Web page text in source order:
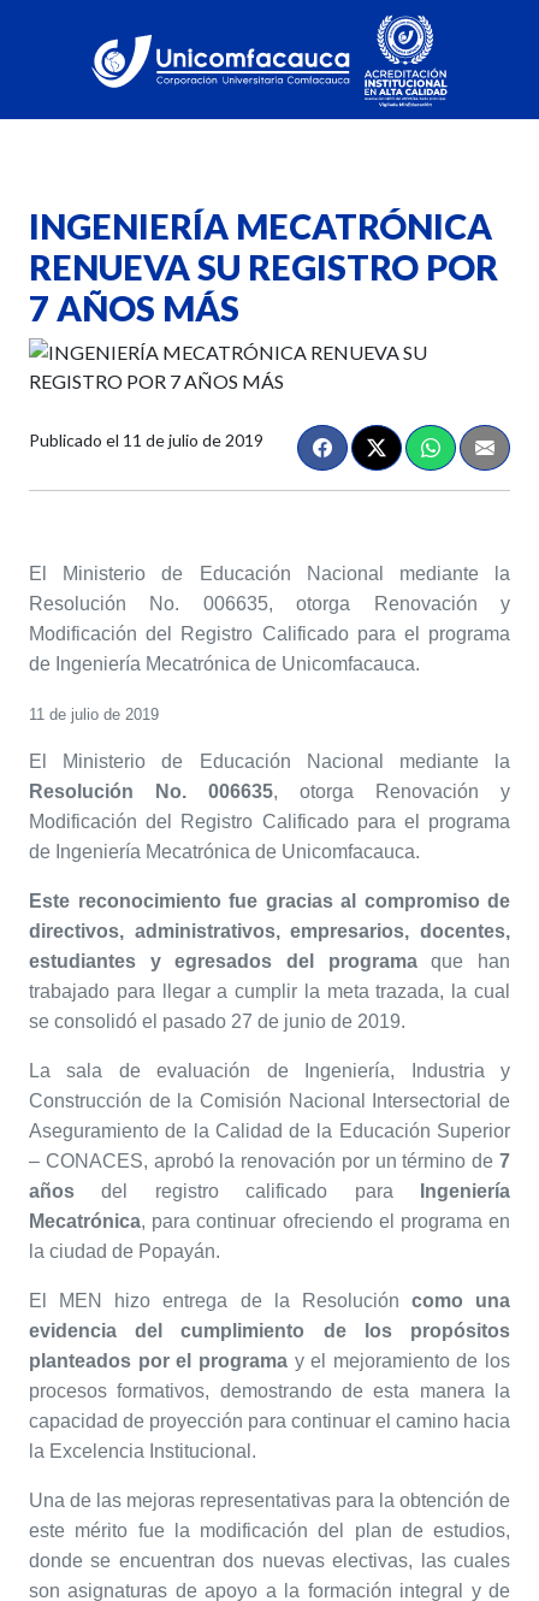
INGENIERÍA MECATRÓNICA
RENUEVA SU REGISTRO POR
7 AÑOS MÁS
Publicado el 11 de julio de 2019
El Ministerio de Educación Nacional mediante la
Resolución No. 006635, otorga Renovación y
Modificación del Registro Calificado para el programa
de Ingeniería Mecatrónica de Unicomfacauca.
11 de julio de 2019
El Ministerio de Educación Nacional mediante la
Resolución No. 006635, otorga Renovación y
Modificación del Registro Calificado para el programa
de Ingeniería Mecatrónica de Unicomfacauca.
Este reconocimiento fue gracias al compromiso de
directivos, administrativos, empresarios, docentes,
estudiantes y egresados del programaque han
trabajado para llegar a cumplir la meta trazada, la cual
se consolidó el pasado 27 de junio de 2019.
La sala de evaluación de Ingeniería, Industria y
Construcción de la Comisión Nacional Intersectorial de
Aseguramiento de la Calidad de la Educación Superior
– CONACES, aprobó la renovación por un término de 7
años del registro calificado para
Ingeniería
Mecatrónica, para continuar ofreciendo el programa en
la ciudad de Popayán.
El MEN hizo entrega de la Resolución como una
evidencia del cumplimiento de los propósitos
planteados por el programay el mejoramiento de los
procesos formativos, demostrando de esta manera la
capacidad de proyección para continuar el camino hacia
la Excelencia Institucional.
Una de las mejoras representativas para la obtención de
este mérito fue la modificación del plan de estudios,
donde se encuentran dos nuevas electivas, las cuales
son asignaturas de apoyo a la formación integral y de